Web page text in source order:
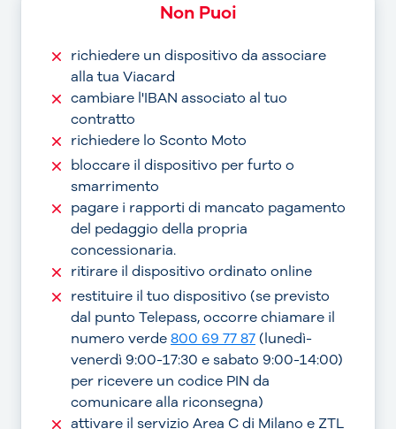
Non Puoi
richiedere un dispositivo da associare
alla tua Viacard
cambiare l'IBAN associato al tuo
contratto
richiedere lo Sconto Moto
bloccare il dispositivo per furto o
smarrimento
pagare i rapporti di mancato pagamento
del pedaggio della propria
concessionaria.
ritirare il dispositivo ordinato online
restituire il tuo dispositivo (se previsto
dal punto Telepass, occorre chiamare il
numero verde800 69 77 87(lunedì-
venerdì 9:00-17:30 e sabato 9:00-14:00)
per ricevere un codice PIN da
comunicare alla riconsegna)
attivare il servizio Area C di Milano e ZTL